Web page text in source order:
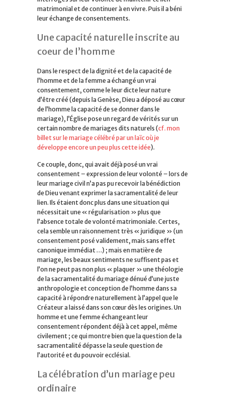
matrimonial et de continuer à en vivre. Puis il a béni
leur échange de consentements.
Une capacité naturelle inscrite au
coeur de l’homme
Dans le respect de la dignité et de la capacité de
l’homme et de la femme a échangé un vrai
consentement, comme le leur dicte leur nature
d’être créé (depuis la Genèse, Dieu a déposé au cœur
de l’homme la capacité de se donner dans le
mariage), l’Église pose un regard de vérités sur un
certain nombre de mariages dits naturels (cf. mon
billet sur le mariage célébré par un laïc où je
développe encore un peu plus cette idée).
Ce couple, donc, qui avait déjà posé un vrai
consentement – expression de leur volonté – lors de
leur mariage civil n’a pas pu recevoir la bénédiction
de Dieu venant exprimer la sacramentalité de leur
lien. Ils étaient donc plus dans une situation qui
nécessitait une « régularisation » plus que
l’absence totale de volonté matrimoniale. Certes,
cela semble un raisonnement très « juridique » (un
consentement posé validement, mais sans effet
canonique immédiat …) ; mais en matière de
mariage, les beaux sentiments ne suffisent pas et
l’on ne peut pas non plus « plaquer » une théologie
de la sacramentalité du mariage dénué d’une juste
anthropologie et conception de l’homme dans sa
capacité à répondre naturellement à l’appel que le
Créateur a laissé dans son cœur dès les origines. Un
homme et une femme échangeant leur
consentement répondent déjà à cet appel, même
civilement ; ce qui montre bien que la question de la
sacramentalité dépasse la seule question de
l’autorité et du pouvoir ecclésial.
La célébration d’un mariage peu
ordinaire